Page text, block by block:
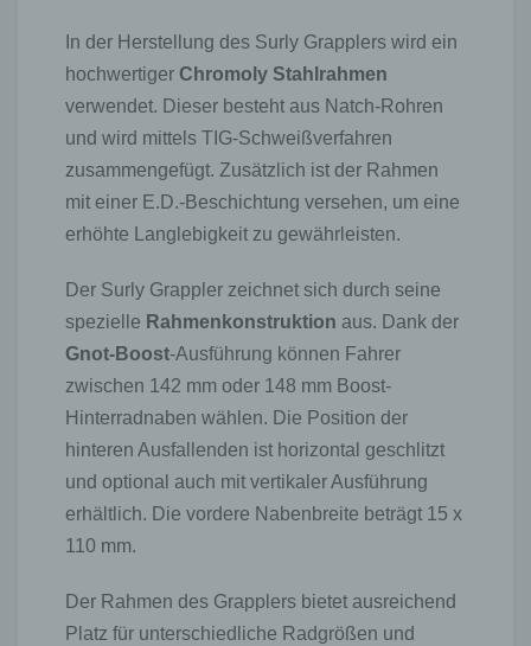
In der Herstellung des Surly Grapplers wird ein
hochwertiger Chromoly Stahlrahmen
verwendet. Dieser besteht aus Natch-Rohren
und wird mittels TIG-Schweißverfahren
zusammengefügt. Zusätzlich ist der Rahmen
mit einer E.D.-Beschichtung versehen, um eine
erhöhte Langlebigkeit zu gewährleisten.
Der Surly Grappler zeichnet sich durch seine
spezielle Rahmenkonstruktion aus. Dank der
Gnot-Boost-Ausführung können Fahrer
zwischen 142 mm oder 148 mm Boost-
Hinterradnaben wählen. Die Position der
hinteren Ausfallenden ist horizontal geschlitzt
und optional auch mit vertikaler Ausführung
erhältlich. Die vordere Nabenbreite beträgt 15 x
110 mm.
Der Rahmen des Grapplers bietet ausreichend
Platz für unterschiedliche Radgrößen und